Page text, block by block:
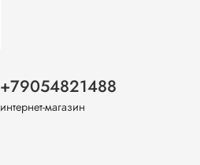
+79054821488
интернет-магазин